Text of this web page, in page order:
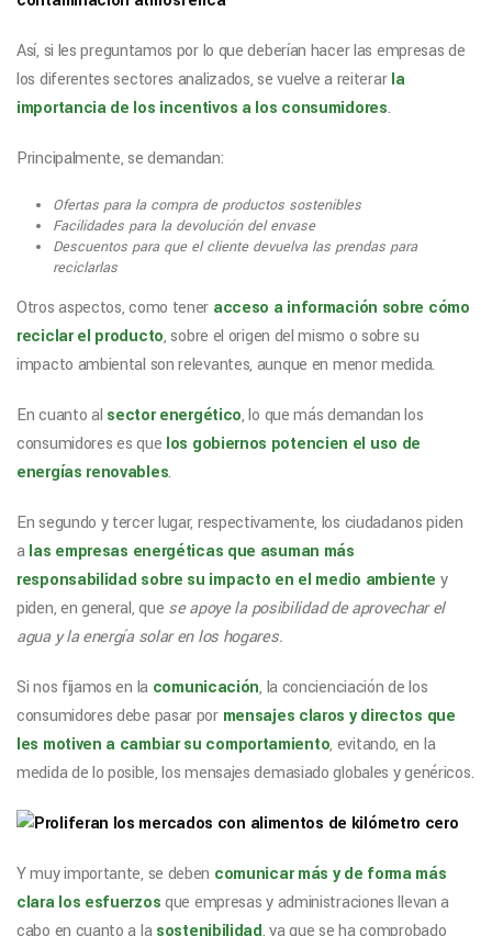
Así, si les preguntamos por lo que deberían hacer las empresas de
los diferentes sectores analizados, se vuelve a reiterarla
importancia de los incentivos a los consumidores.
Principalmente, se demandan:
Ofertas para la compra de productos sostenibles
Facilidades para la devolución del envase
Descuentos para que el cliente devuelva las prendas para
reciclarlas
Otros aspectos, como tener acceso a información sobre cómo
reciclar el producto, sobre el origen del mismo o sobre su
impacto ambiental son relevantes, aunque en menor medida.
En cuanto al sector energético, lo que más demandan los
consumidores es que los gobiernos potencien el uso de
energías renovables.
En segundo y tercer lugar, respectivamente, los ciudadanos piden
alas empresas energéticas que asuman más
responsabilidad sobre su impacto en el medio ambiente y
piden, en general, que se apoye la posibilidad de aprovechar el
agua y la energía solar en los hogares.
Si nos fijamos en la comunicación, la concienciación de los
consumidores debe pasar por mensajes claros y directos que
les motiven a cambiar su comportamiento, evitando, en la
medida de lo posible, los mensajes demasiado globales y genéricos.
Y muy importante, se deben comunicar más y de forma más
clara los esfuerzosque empresas y administraciones llevan a
cabo en cuanto a lasostenibilidad, ya que se ha comprobado